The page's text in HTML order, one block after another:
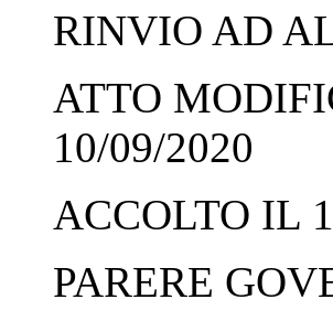
RINVIO AD
ATTO
10/09/2020
ACCOLTO IL
PARERE